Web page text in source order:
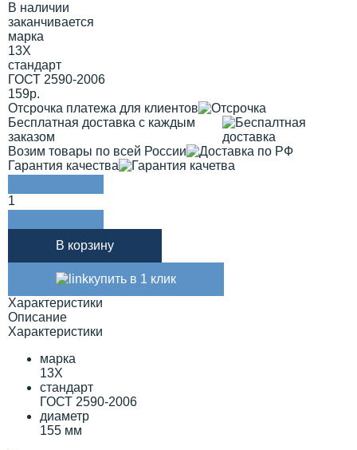
В наличии
заканчивается
марка
13Х
стандарт
ГОСТ 2590-2006
159р.
Отсрочка платежа для клиентов
Бесплатная доставка с каждым
заказом
Возим товары по всей России
Гарантия качества
1
В корзину
купить в 1 клик
Характеристики
Описание
Характеристики
марка
13Х
стандарт
ГОСТ 2590-2006
диаметр
155 мм